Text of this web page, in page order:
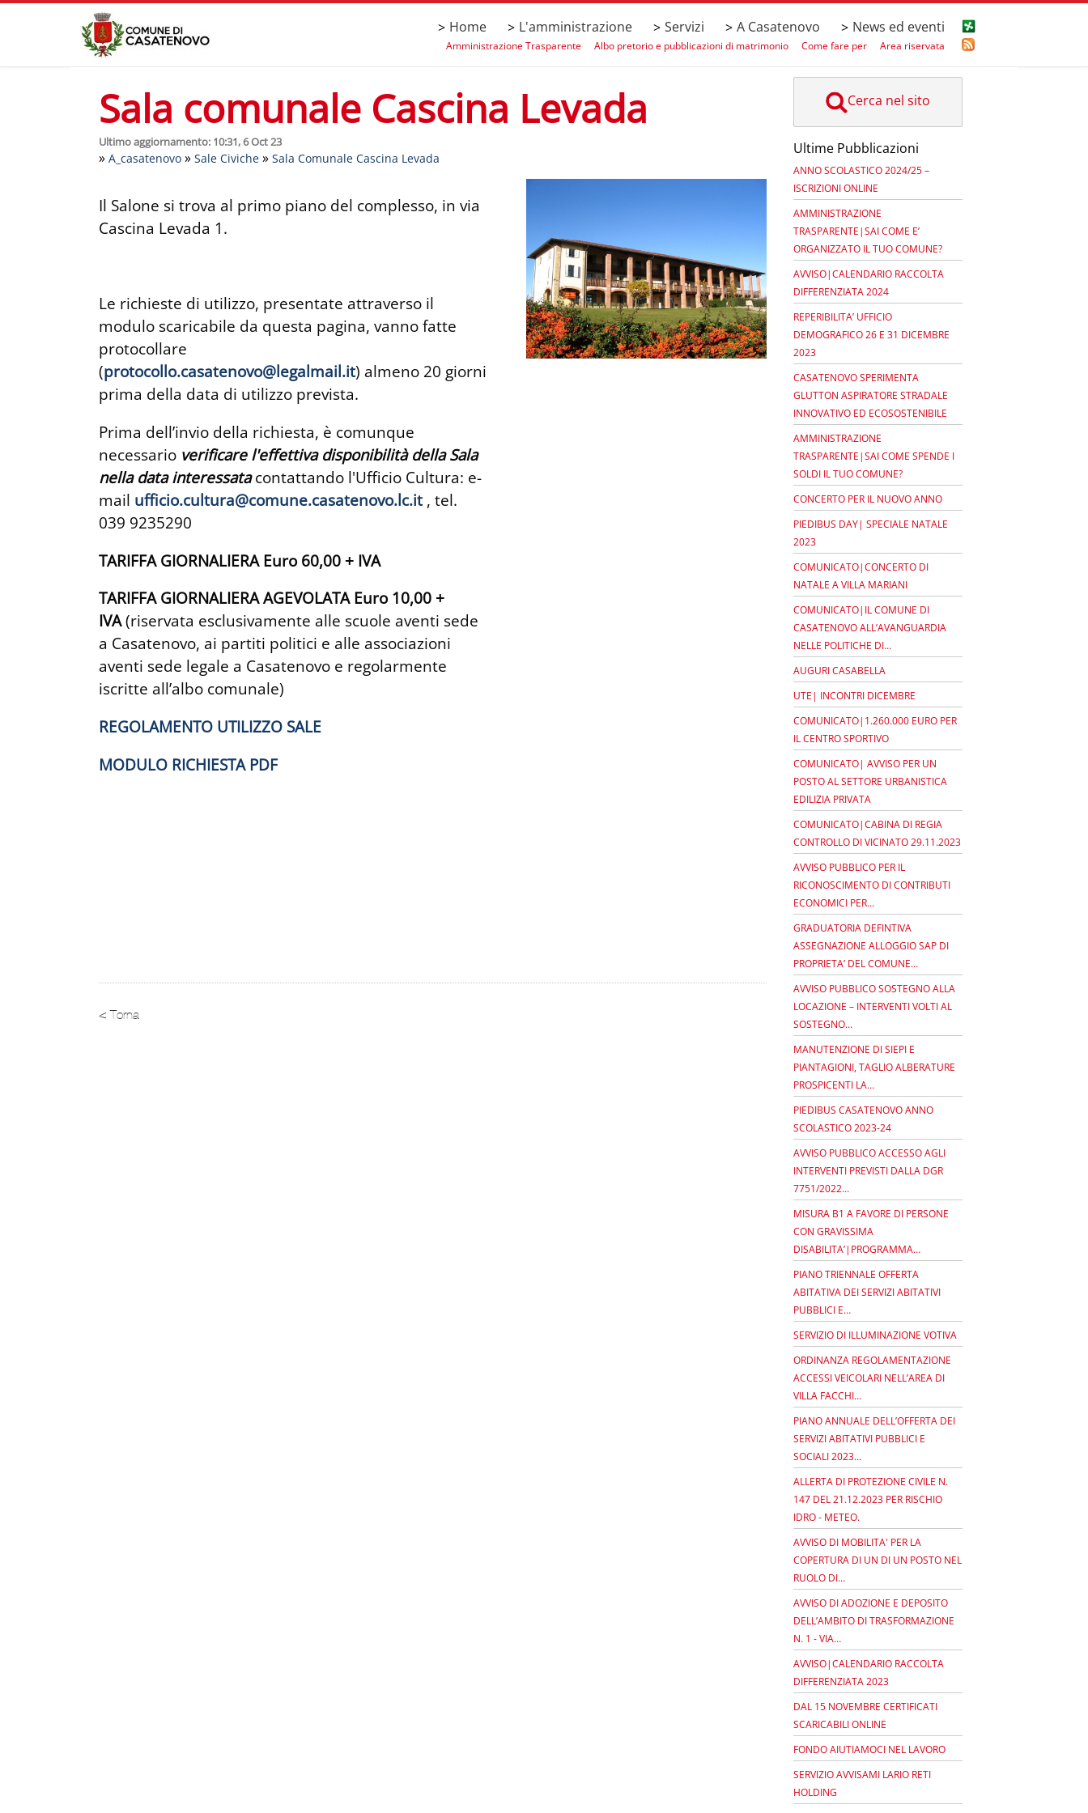
> Home > L'amministrazione > Servizi > A Casatenovo > News ed eventi
Amministrazione Trasparente Albo pretorio e pubblicazioni di matrimonio Come fare per Area riservata
Sala comunale Cascina Levada
Ultimo aggiornamento: 10:31, 6 Oct 23
»A_casatenovo »Sale Civiche »Sala Comunale Cascina Levada
Il Salone si trova al primo piano del complesso, in via
Cascina Levada 1.
Le richieste di utilizzo, presentate attraverso il
modulo scaricabile da questa pagina, vanno fatte
protocollare
(protocollo.casatenovo@legalmail.it) almeno 20 giorni
prima della data di utilizzo prevista.
Prima dell’invio della richiesta, è comunque
necessario verificare l'effettiva disponibilità della Sala
nella data interessatacontattando l'Ufficio Cultura: e-
mail ufficio.cultura@comune.casatenovo.lc.it , tel.
039 9235290
TARIFFA GIORNALIERA Euro 60,00 + IVA
TARIFFA GIORNALIERA AGEVOLATA Euro 10,00 +
IVA(riservata esclusivamente alle scuole aventi sede
a Casatenovo, ai partiti politici e alle associazioni
aventi sede legale a Casatenovo e regolarmente
iscritte all’albo comunale)
REGOLAMENTO UTILIZZO SALE
MODULO RICHIESTA PDF
< Torna
Cerca nel sito
Ultime Pubblicazioni
ANNO SCOLASTICO 2024/25 –
ISCRIZIONI ONLINE
AMMINISTRAZIONE
TRASPARENTE|SAI COME E’
ORGANIZZATO IL TUO COMUNE?
AVVISO|CALENDARIO RACCOLTA
DIFFERENZIATA 2024
REPERIBILITA’ UFFICIO
DEMOGRAFICO 26 E 31 DICEMBRE
2023
CASATENOVO SPERIMENTA
GLUTTON ASPIRATORE STRADALE
INNOVATIVO ED ECOSOSTENIBILE
AMMINISTRAZIONE
TRASPARENTE|SAI COME SPENDE I
SOLDI IL TUO COMUNE?
CONCERTO PER IL NUOVO ANNO
PIEDIBUS DAY| SPECIALE NATALE
2023
COMUNICATO|CONCERTO DI
NATALE A VILLA MARIANI
COMUNICATO|IL COMUNE DI
CASATENOVO ALL’AVANGUARDIA
NELLE POLITICHE DI…
AUGURI CASABELLA
UTE| INCONTRI DICEMBRE
COMUNICATO|1.260.000 EURO PER
IL CENTRO SPORTIVO
COMUNICATO| AVVISO PER UN
POSTO AL SETTORE URBANISTICA
EDILIZIA PRIVATA
COMUNICATO|CABINA DI REGIA
CONTROLLO DI VICINATO 29.11.2023
AVVISO PUBBLICO PER IL
RICONOSCIMENTO DI CONTRIBUTI
ECONOMICI PER…
GRADUATORIA DEFINTIVA
ASSEGNAZIONE ALLOGGIO SAP DI
PROPRIETA’ DEL COMUNE…
AVVISO PUBBLICO SOSTEGNO ALLA
LOCAZIONE – INTERVENTI VOLTI AL
SOSTEGNO…
MANUTENZIONE DI SIEPI E
PIANTAGIONI, TAGLIO ALBERATURE
PROSPICENTI LA…
PIEDIBUS CASATENOVO ANNO
SCOLASTICO 2023-24
AVVISO PUBBLICO ACCESSO AGLI
INTERVENTI PREVISTI DALLA DGR
7751/2022…
MISURA B1 A FAVORE DI PERSONE
CON GRAVISSIMA
DISABILITA’|PROGRAMMA…
PIANO TRIENNALE OFFERTA
ABITATIVA DEI SERVIZI ABITATIVI
PUBBLICI E…
SERVIZIO DI ILLUMINAZIONE VOTIVA
ORDINANZA REGOLAMENTAZIONE
ACCESSI VEICOLARI NELL’AREA DI
VILLA FACCHI…
PIANO ANNUALE DELL’OFFERTA DEI
SERVIZI ABITATIVI PUBBLICI E
SOCIALI 2023…
ALLERTA DI PROTEZIONE CIVILE N.
147 DEL 21.12.2023 PER RISCHIO
IDRO - METEO.
AVVISO DI MOBILITA' PER LA
COPERTURA DI UN DI UN POSTO NEL
RUOLO DI…
AVVISO DI ADOZIONE E DEPOSITO
DELL’AMBITO DI TRASFORMAZIONE
N. 1 - VIA…
AVVISO|CALENDARIO RACCOLTA
DIFFERENZIATA 2023
DAL 15 NOVEMBRE CERTIFICATI
SCARICABILI ONLINE
FONDO AIUTIAMOCI NEL LAVORO
SERVIZIO AVVISAMI LARIO RETI
HOLDING